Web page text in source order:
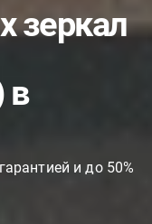
зеркал
в
и до 50%